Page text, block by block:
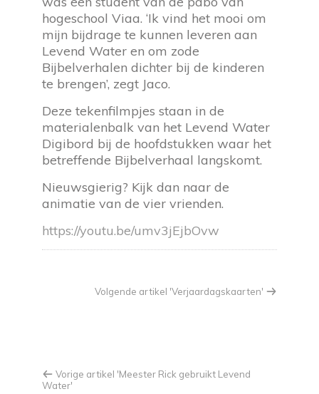
hogeschool Viaa. ‘Ik vind het mooi om
mijn bijdrage te kunnen leveren aan
Levend Water en om zode
Bijbelverhalen dichter bij de kinderen
te brengen’, zegt Jaco.
Deze tekenfilmpjes staan in de
materialenbalk van het Levend Water
Digibord bij de hoofdstukken waar het
betreffende Bijbelverhaal langskomt.
Nieuwsgierig? Kijk dan naar de
animatie van de vier vrienden.
https://youtu.be/umv3jEjbOvw
Volgende artikel 'Verjaardagskaarten'
Vorige artikel 'Meester Rick gebruikt Levend
Water'